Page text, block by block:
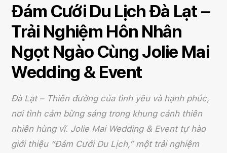
Đám Cưới Du Lịch Đà Lạt –
Trải Nghiệm Hôn Nhân
Ngọt Ngào Cùng Jolie Mai
Wedding & Event
Đà Lạt – Thiên đường của tình yêu và hạnh phúc,
nơi tình cảm bừng sáng trong khung cảnh thiên
nhiên hùng vĩ. Jolie Mai Wedding & Event tự hào
giới thiệu “Đám Cưới Du Lịch,” một trải nghiệm